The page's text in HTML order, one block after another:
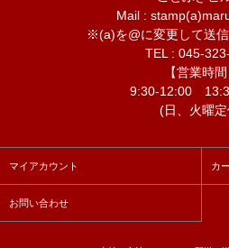
Mail :
※(a)を@に変更して送信
TEL : 045-
【営業時間
9:30-12:00
(日、火曜
マイアカウント カ
お問い合わせ